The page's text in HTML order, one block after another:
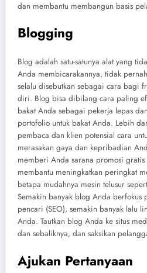
dan membantu membangun basis
Blogging
Blog adalah satu-satunya alat yang
Anda membicarakannya, tidak
selalu disebutkan sebagai cara bagi
diri. Blog bisa dibilang cara paling
bakat Anda sebagai pekerja lepas
portofolio untuk bakat Anda. Lebih
pembaca dan klien potensial cara
merasakan gaya dan kepribadian
memberi Anda sarana promosi
membantu meningkatkan peringkat
betapa mudahnya mesin telusur
Semakin banyak blog Anda berfokus
pencari (SEO), semakin banyak lalu
Anda. Tautkan blog Anda ke situs
dan sebaliknya, dan saksikan
Ajukan Pertanyaan